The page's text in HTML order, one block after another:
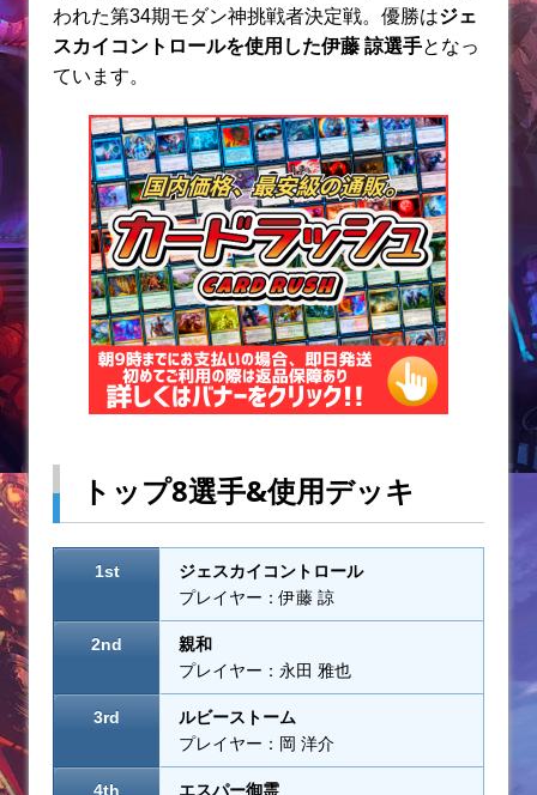
er
n
e
o
o
k
われた第34期モダン神挑戦者決定戦。優勝はジェ
スカイコントロールを使用した伊藤 諒選手となっ
ています。
トップ8選手&使用デッキ
1st
ジェスカイコントロール
プレイヤー：伊藤 諒
2nd
親和
プレイヤー：永田 雅也
3rd
ルビーストーム
プレイヤー：岡 洋介
4th
エスパー御霊